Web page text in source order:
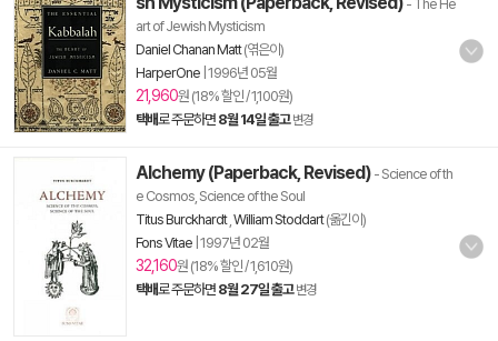
- The He
art of Jewish Mysticism
Daniel Chanan Matt(엮은이)
HarperOne 1996년 05월
21,960원 (18% 할인 / 1,100원)
택배로 주문하면 8월 14일 출고 변경
Alchemy (Paperback, Revised) - Science of th
e Cosmos, Science of the Soul
Titus Burckhardt, William Stoddart(옮긴이)
Fons Vitae 1997년 02월
32,160원 (18% 할인 / 1,610원)
택배로 주문하면 8월 27일 출고 변경